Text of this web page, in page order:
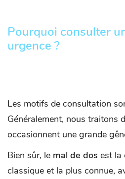
Pourquoi consulter
urgence ?
Les motifs de consultation
Généralement, nous traitons
occasionnent une grande
Bien sûr, le mal de dos est la
classique et la plus connue,